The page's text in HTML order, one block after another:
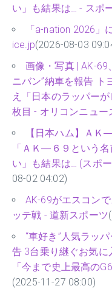
い」も結果は… - スポ
「a-nation 2026」
ice.jp(2026-08-03
画像・写真 | AK-69
ニバン”納車を報告 ト
え「日本のラッパー
枚目 - オリコンニュー
【日本ハム】Ａ
「ＡＫ―６９という
い」も結果は… (スポ
08-02 04:02)
AK-69がエスコン
ッテ戦 - 道新スポーツ
“車好き”人気ラッ
告 3台乗り継ぐお気に
「今まで史上最高の
(2025-11-27 08:00)